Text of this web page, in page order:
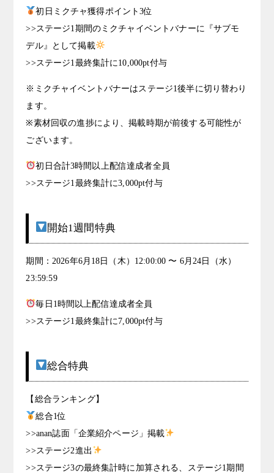
初日ミクチャ獲得ポイント3位
>>ステージ1期間のミクチャイベントバナーに『サブモ
デル』として掲載
>>ステージ1最終集計に10,000pt付与
※ミクチャイベントバナーはステージ1後半に切り替わり
ます。
※素材回収の進捗により、掲載時期が前後する可能性が
ございます。
初日合計3時間以上配信達成者全員
>>ステージ1最終集計に3,000pt付与
開始1週間特典
期間：2026年6月18日（木）12:00:00 〜 6月24日（水）
23:59:59
毎日1時間以上配信達成者全員
>>ステージ1最終集計に7,000pt付与
総合特典
【総合ランキング】
総合1位
>>anan誌面「企業紹介ページ」掲載
>>ステージ2進出
>>ステージ3の最終集計時に加算される、ステージ1期間